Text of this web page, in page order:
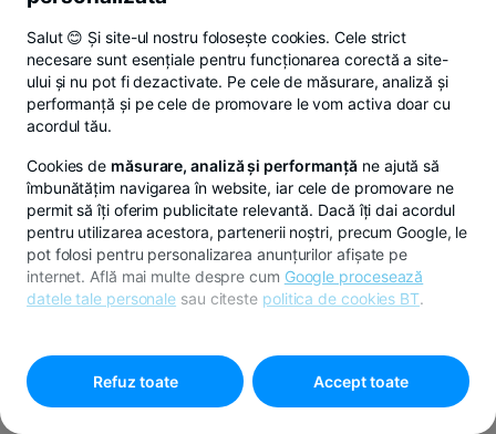
Salut 😊 Și site-ul nostru folosește cookies. Cele strict
necesare sunt esențiale pentru funcționarea corectă a site-
ului și nu pot fi dezactivate. Pe cele de măsurare, analiză și
performanță și pe cele de promovare le vom activa doar cu
acordul tău.
Cookies de măsurare, analiză și performanță ne ajută să
îmbunătățim navigarea în website, iar cele de promovare ne
permit să îți oferim publicitate relevantă. Dacă îți dai acordul
pentru utilizarea acestora, partenerii noștri, precum Google, le
pot folosi pentru personalizarea anunțurilor afișate pe
internet. Află mai multe despre cum Google procesează
datele tale personale sau citeste politica de cookies BT.
cookies"
Refuz toate
Accept toate